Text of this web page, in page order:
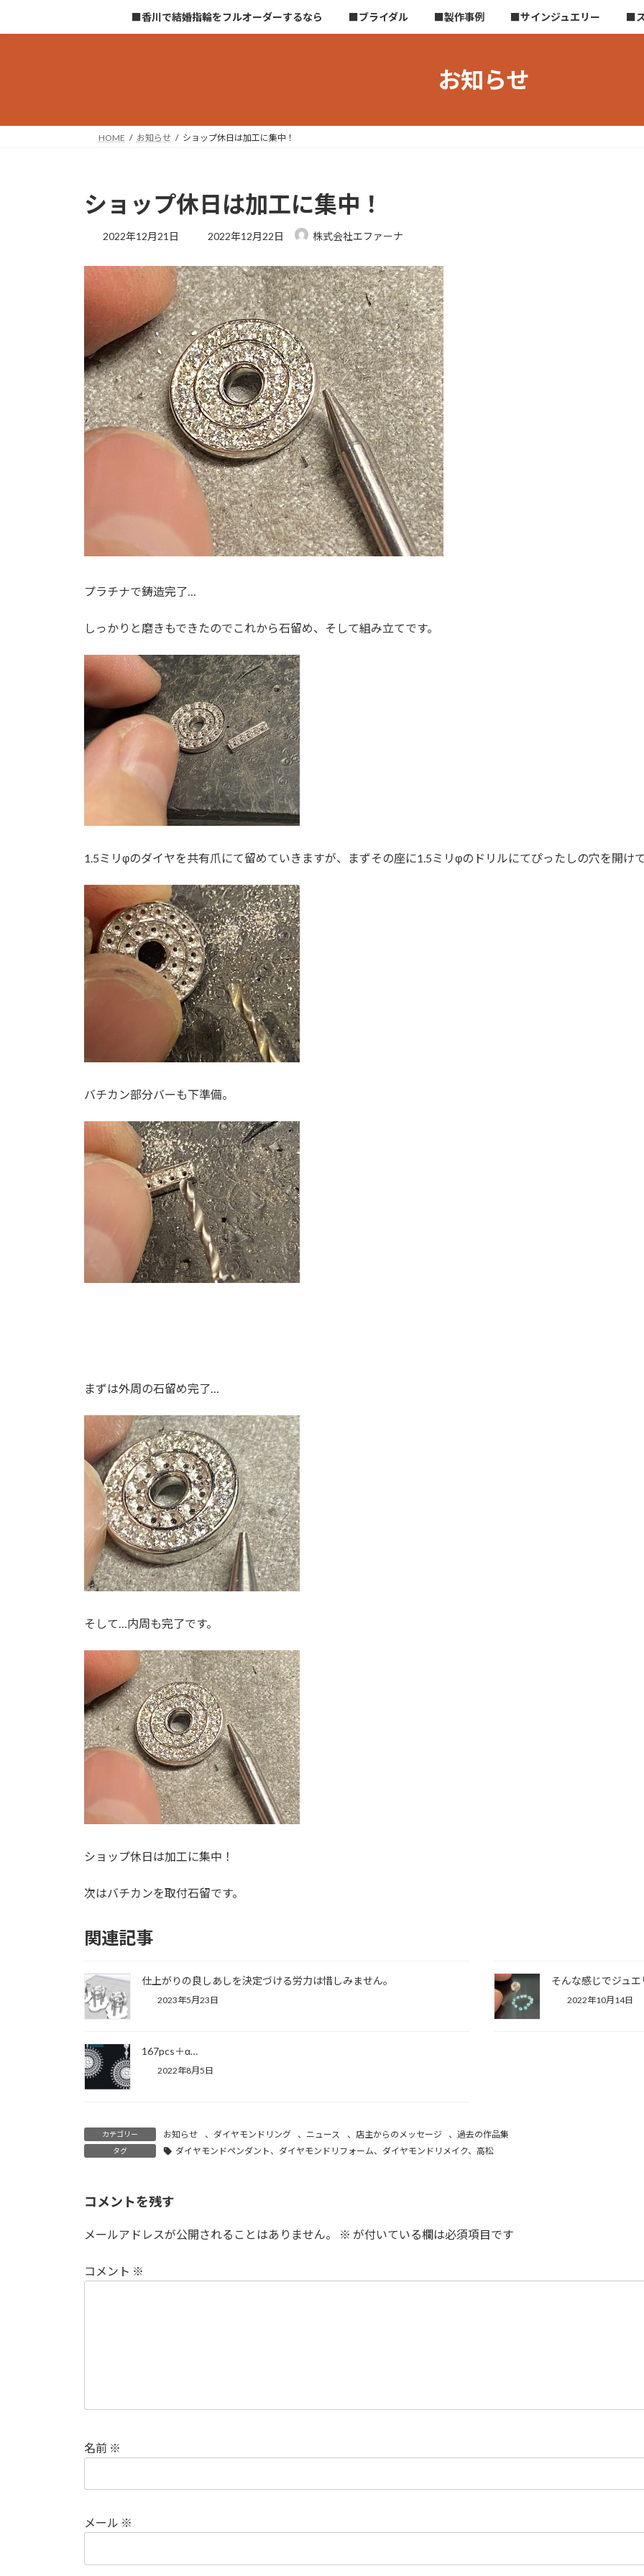
キ
に
■香川で結婚指輪をフルオーダーするなら ■ブライダル ■製作事例 ■サインジュエリー ■
お知らせ
HOME お知らせ ショップ休日は加工に集中！
ショップ休日は加工に集中！
2022年12月21日
最
新
日
時
:
2022年12月22日 株式会社エファーナ
プラチナで鋳造完了…
しっかりと磨きもできたのでこれから石留め、そして組み立てです。
1.5ミリφのダイヤを共有爪にて留めていきますが、まずその座に1.5ミリφのドリルにてぴったしの穴を開けて
バチカン部分バーも下準備。
まずは外周の石留め完了…
そして…内周も完了です。
ショップ休日は加工に集中！
次はバチカンを取付石留です。
関連記事
仕上がりの良しあしを決定づける労力は惜しみません。
2023年5月23日
そんな感じでジュエ
2022年10月14日
167pcs＋α…
2022年8月5日
カテゴリー お知らせ 、 ダイヤモンドリング 、 ニュース 、 店主からのメッセージ 、過去の作品集
タグ ダイヤモンドペンダント、ダイヤモンドリフォーム、ダイヤモンドリメイク、高松
コメントを残す
メールアドレスが公開されることはありません。 ※ が付いている欄は必須項目です
コメント ※
名前 ※
メール ※